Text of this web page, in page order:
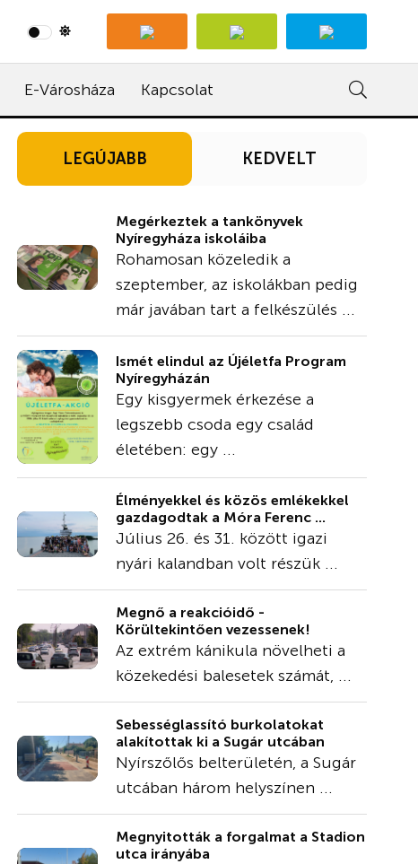
E-Városháza Kapcsolat
LEGÚJABB KEDVELT
Megérkeztek a tankönyvek
Nyíregyháza iskoláiba
Rohamosan közeledik a
szeptember, az iskolákban pedig
már javában tart a felkészülés ...
Ismét elindul az Újéletfa Program
Nyíregyházán
Egy kisgyermek érkezése a
legszebb csoda egy család
életében: egy ...
Élményekkel és közös emlékekkel
gazdagodtak a Móra Ferenc ...
Július 26. és 31. között igazi
nyári kalandban volt részük ...
Megnő a reakcióidő -
Körültekintően vezessenek!
Az extrém kánikula növelheti a
közekedési balesetek számát, ...
Sebességlassító burkolatokat
alakítottak ki a Sugár utcában
Nyírszőlős belterületén, a Sugár
utcában három helyszínen ...
Megnyitották a forgalmat a Stadion
utca irányába